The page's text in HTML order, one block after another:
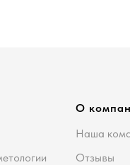
О
Наша
Отзывы